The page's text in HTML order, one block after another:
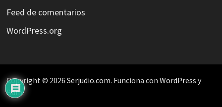
Feed de comentarios
WordPress.org
Copyright © 2026 Serjudio.com. Funciona con WordPress y
Bam.